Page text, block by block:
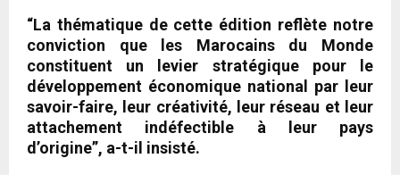
“La thématique de cette édition reflète notre
conviction que les Marocains du Monde
constituent un levier stratégique pour le
développement économique national par leur
savoir-faire, leur créativité, leur réseau et leur
attachement indéfectible à leur pays
d’origine”, a-t-il insisté.